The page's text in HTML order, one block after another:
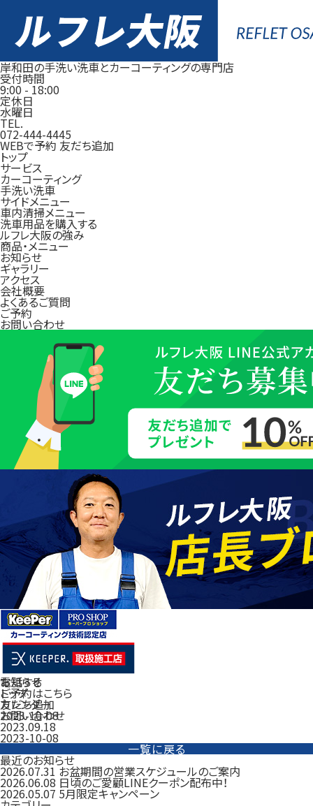
岸和田の手洗い洗車とカーコーティングの専門店
受付時間
9:00 -18:00
定休日
水曜日
TEL.
072-444-4445
WEBで予約 友だち追加
トップ
サービス
カーコーティング
手洗い洗車
サイドメニュー
車内清掃メニュー
洗車用品を購入する
ルフレ大阪の強み
商品・メニュー
お知らせ
ギャラリー
アクセス
会社概要
よくあるご質問
ご予約
お問い合わせ
電話する
ご予約はこちら
友だち追加
お問い合わせ
お知らせ
トップ
カレンダー
2023-10-08
2023.09.18
2023-10-08
一覧に戻る
最近のお知らせ
2026.07.31 お盆期間の営業スケジュールのご案内
2026.06.08 日頃のご愛顧LINEクーポン配布中！
2026.05.07 5月限定キャンペーン